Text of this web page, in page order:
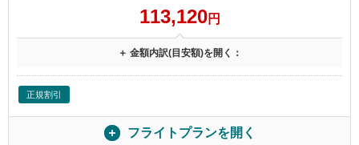
113,120円
＋ 金額内訳(目安額)を開く：
正規割引
フライトプランを開く